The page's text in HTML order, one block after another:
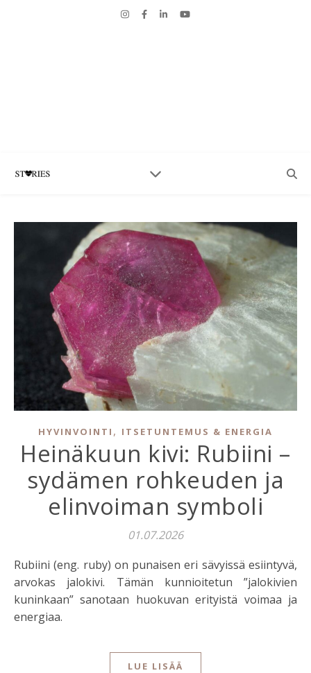
HYVINVOINTI , ITSETUNTEMUS & ENERGIA
Heinäkuun kivi: Rubiini –
sydämen rohkeuden ja
elinvoiman symboli
01.07.2026
Rubiini (eng. ruby) on punaisen eri sävyissä esiintyvä,
arvokas jalokivi. Tämän kunnioitetun ”jalokivien
kuninkaan” sanotaan huokuvan erityistä voimaa ja
energiaa.
LUE LISÄÄ